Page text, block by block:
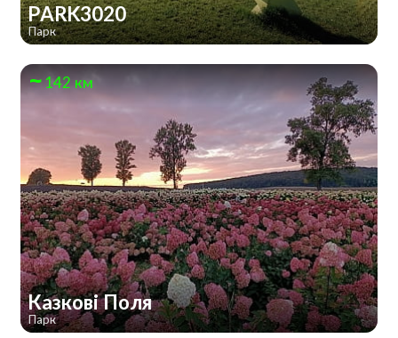
PARK3020
Парк
142 км
Казкові Поля
Парк